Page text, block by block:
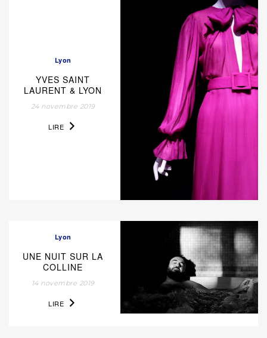
Lyon
YVES SAINT
LAURENT & LYON
24 novembre 2019
LIRE
Lyon
UNE NUIT SUR LA
COLLINE
14 novembre 2019
LIRE